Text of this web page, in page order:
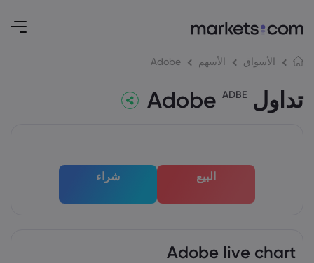
الأسواق الأسهم Adobe
تداول Adobe ADBE
البيع شراء
Adobe live chart